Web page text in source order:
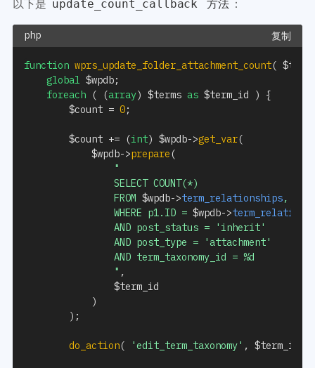
以下是 update_count_callback 方法 ：
复制
function wprs_update_folder_attachment_count(
global $wpdb;
foreach ( (array) $terms as $term_id )
{
$count = 0;
$count += (int) $wpdb->get_var(
$wpdb->prepare(
"
				FROM
$wpdb->term_relationships,
				WHERE p1.ID =
$wpdb->
				"
,
$term_id
)
) ;
do_action( 'edit_term_taxonomy' , $term_id